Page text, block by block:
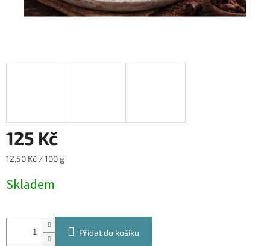
125 Kč
Měrná
12,50 Kč / 100 g
Skladem
Přidat do košíku